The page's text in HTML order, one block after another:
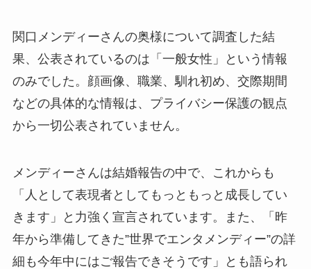
関口メンディーさんの奥様について調査した結
果、公表されているのは「一般女性」という情報
のみでした。顔画像、職業、馴れ初め、交際期間
などの具体的な情報は、プライバシー保護の観点
から一切公表されていません。
メンディーさんは結婚報告の中で、これからも
「人として表現者としてもっともっと成長してい
きます」と力強く宣言されています。また、「昨
年から準備してきた”世界でエンタメンディー”の詳
細も今年中にはご報告できそうです」とも語られ